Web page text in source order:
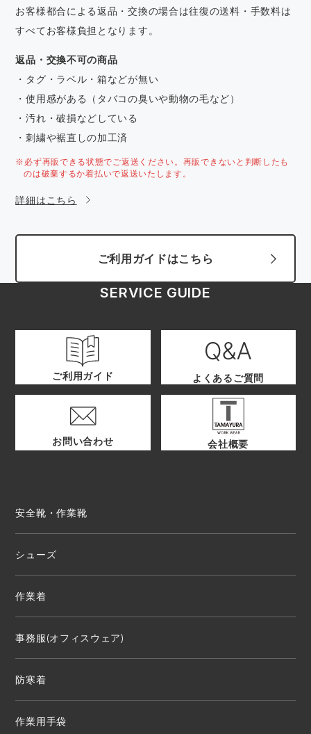
お客様都合による返品・交換の場合は往復の送料・手数料は
すべてお客様負担となります。
返品・交換不可の商品
・タグ・ラベル・箱などが無い
・使用感がある（タバコの臭いや動物の毛など）
・汚れ・破損などしている
・刺繍や裾直しの加工済
※必ず再販できる状態でご返送ください。再販できないと判断したも
のは破棄するか着払いで返送いたします。
詳細はこちら
ご利用ガイドはこちら
SERVICE GUIDE
ご利用ガイド よくあるご質問
お問い合わせ 会社概要
安全靴・作業靴
シューズ
作業着
事務服(オフィスウェア)
防寒着
作業用手袋